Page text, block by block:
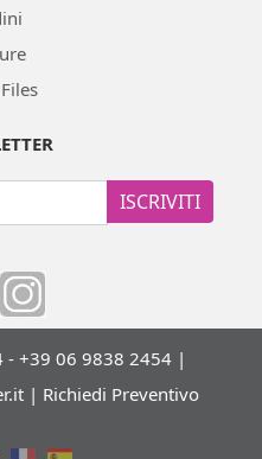
ISCRIVITI
- +39 06 9838 2454 |
| Richiedi Preventivo